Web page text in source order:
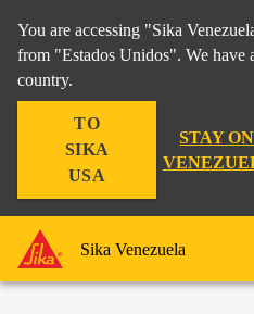
You are accessing "Sika
from "Estados Unidos". We have
country.
TO
SIKA
USA
STAY
Sika Venezuela